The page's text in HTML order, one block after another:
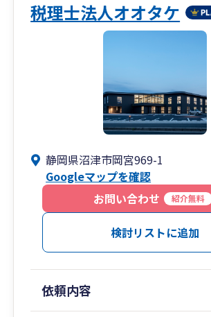
せの際にお話しさせて頂いておりま
対応もお任せください。
クライアント様には一般社団のお客
っしゃいます。通常の会計事務所で
応が難しい非営利型の一般社団や任
体や協会ビジネスなどの設立から運
安心してお任せください。
また法人経営や相続には税務調査が
が、この分野で対応経験豊富な税理
はありません。お土産をもたせるよ
ありませんので、納税者の立場で
務所でなければなりません。これま
を有する当事務所にお任せください
税理士法人オオタケ
静岡県沼津市岡宮969-1
Googleマップを確認
お問い合わせ
紹介無料
検討リストに追加
依頼内容